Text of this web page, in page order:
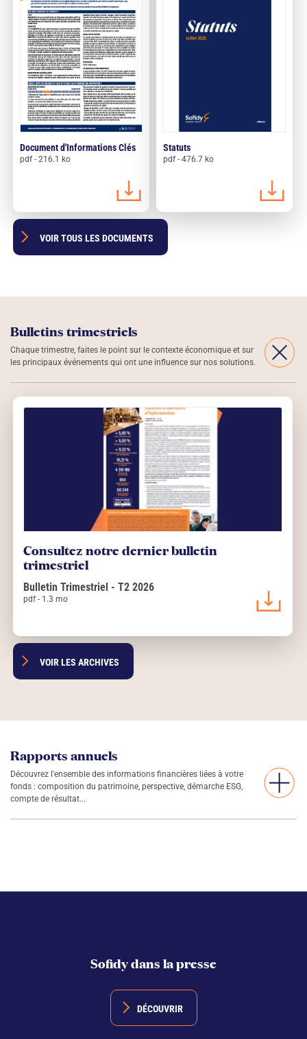
Document d'Informations Clés
pdf - 216.1 ko
Statuts
pdf - 476.7 ko
VOIR TOUS LES DOCUMENTS
Bulletins trimestriels
Chaque trimestre, faites le point sur le contexte économique et sur
les principaux événements qui ont une influence sur nos solutions.
Consultez notre dernier bulletin
trimestriel
Bulletin Trimestriel - T2 2026
pdf - 1.3 mo
VOIR LES ARCHIVES
Rapports annuels
Découvrez l'ensemble des informations financières liées à votre
fonds : composition du patrimoine, perspective, démarche ESG,
compte de résultat...
Sofidy dans la presse
DÉCOUVRIR